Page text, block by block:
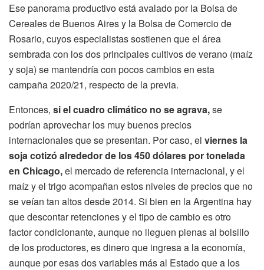
Ese panorama productivo está avalado por la Bolsa de
Cereales de Buenos Aires y la Bolsa de Comercio de
Rosario, cuyos especialistas sostienen que el área
sembrada con los dos principales cultivos de verano (maíz
y soja) se mantendría con pocos cambios en esta
campaña 2020/21, respecto de la previa.
Entonces, si el cuadro climático no se agrava,se
podrían aprovechar los muy buenos precios
internacionales que se presentan. Por caso, el viernes la
soja cotizó alrededor de los 450 dólares por tonelada
en Chicago,el mercado de referencia internacional, y el
maíz y el trigo acompañan estos niveles de precios que no
se veían tan altos desde 2014. Si bien en la Argentina hay
que descontar retenciones y el tipo de cambio es otro
factor condicionante, aunque no lleguen plenas al bolsillo
de los productores, es dinero que ingresa a la economía,
aunque por esas dos variables más al Estado que a los